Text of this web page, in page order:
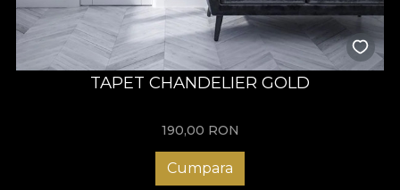
TAPET CHANDELIER GOLD
190,00 RON
Cumpara